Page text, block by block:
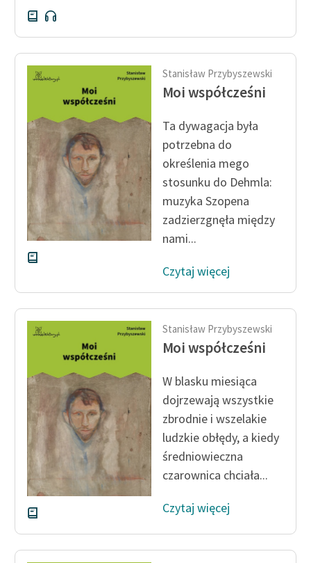
Stanisław Przybyszewski
Moi współcześni
Ta dywagacja była
potrzebna do
określenia mego
stosunku do Dehmla:
muzyka Szopena
zadzierzgnęła między
nami...
Czytaj więcej
Stanisław Przybyszewski
Moi współcześni
W blasku miesiąca
dojrzewają wszystkie
zbrodnie i wszelakie
ludzkie obłędy, a kiedy
średniowieczna
czarownica chciała...
Czytaj więcej